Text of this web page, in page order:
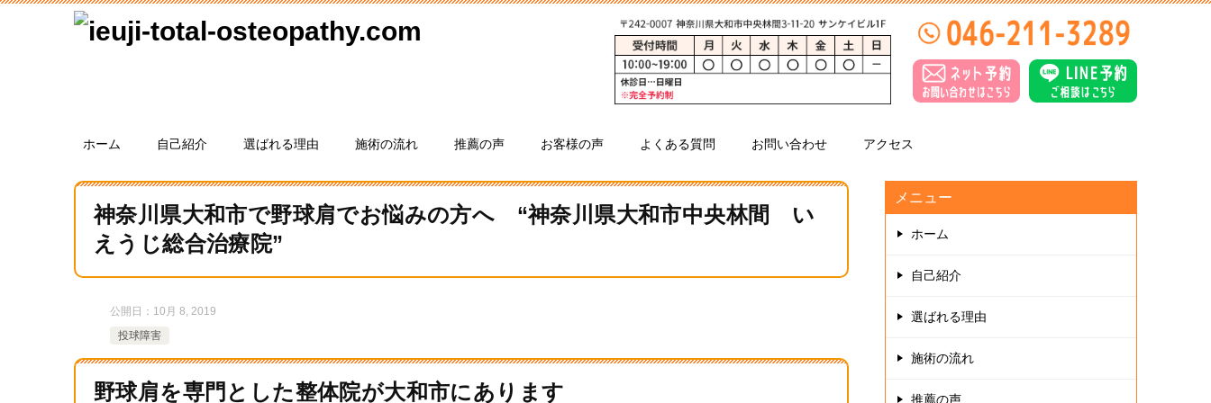
ホーム 自己紹介 選ばれる理由 施術の流れ 推薦の声 お客様の声 よくある質問 お問い合わせ アクセス
神奈川県大和市で野球肩でお悩みの方へ “神奈川県大和市中央林間 い
えうじ総合治療院”
公開日： 10月 8, 2019
投球障害
野球肩を専門とした整体院が大和市にあります
メニュー
ホーム
自己紹介
選ばれる理由
施術の流れ
推薦の声